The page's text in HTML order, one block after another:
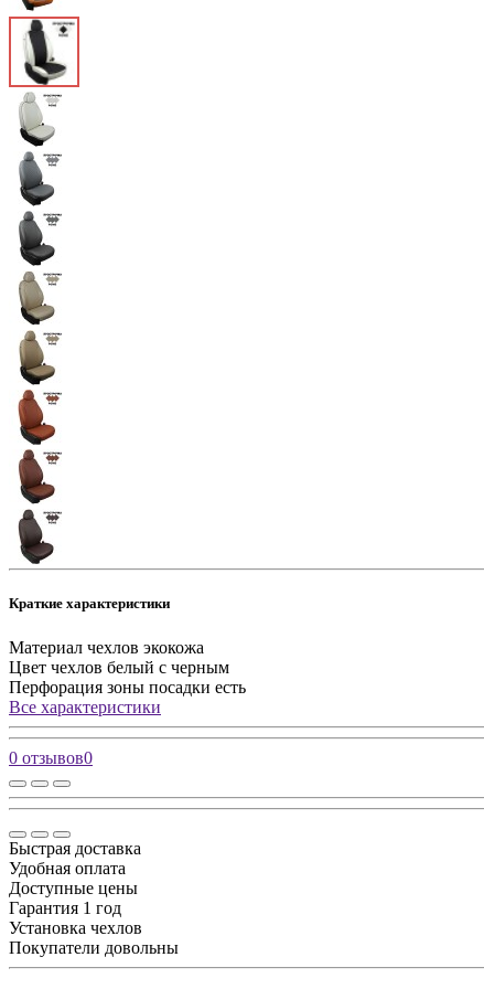
Краткие характеристики
Материал чехлов экокожа
Цвет чехлов белый с черным
Перфорация зоны посадки есть
Все характеристики
0 отзывов0
Быстрая доставка
Удобная оплата
Доступные цены
Гарантия 1 год
Установка чехлов
Покупатели довольны